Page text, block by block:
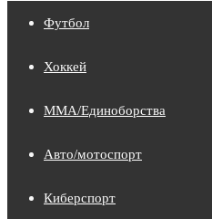
Футбол
Хоккей
MMA/Единоборства
Авто/мотоспорт
Киберспорт